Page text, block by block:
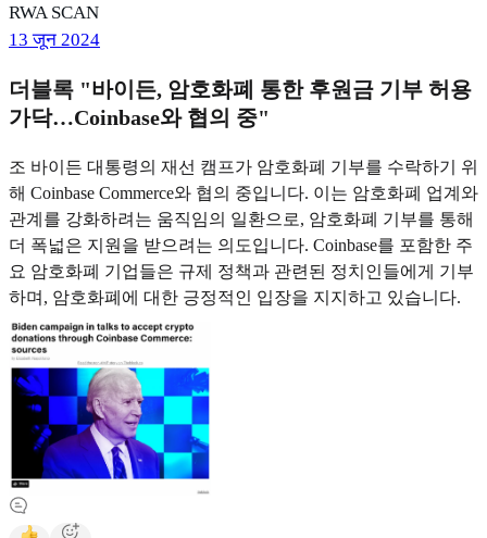
RWA SCAN
13 जून 2024
더블록 "바이든, 암호화폐 통한 후원금 기부 허용
가닥…Coinbase와 협의 중"
조 바이든 대통령의 재선 캠프가 암호화폐 기부를 수락하기 위
해 Coinbase Commerce와 협의 중입니다. 이는 암호화폐 업계와
관계를 강화하려는 움직임의 일환으로, 암호화폐 기부를 통해
더 폭넓은 지원을 받으려는 의도입니다. Coinbase를 포함한 주
요 암호화폐 기업들은 규제 정책과 관련된 정치인들에게 기부
하며, 암호화폐에 대한 긍정적인 입장을 지지하고 있습니다.